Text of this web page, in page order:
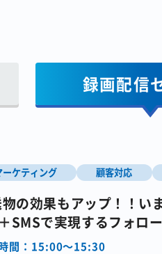
の
累計15,000
録画配信
ーケティング 顧客対応
物の効果もアップ！！
SMSで実現するフォロ
間：15:00～15:30